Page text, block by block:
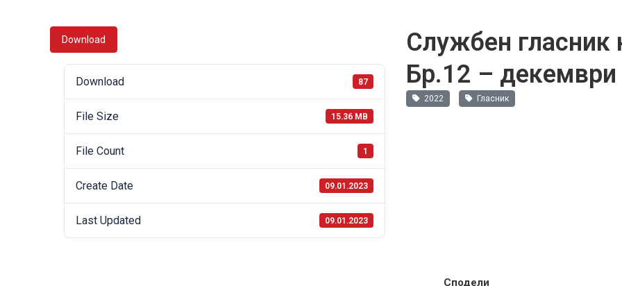
Download
Download 87
File Size 15.36 MB
File Count 1
Create Date 09.01.2023
Last Updated 09.01.2023
Службен
Бр.12 – декември
2022 Гласник
Сподели